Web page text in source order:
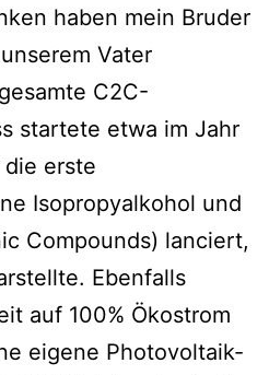
haben mein Bruder
Vater
C2C-
startete etwa im Jahr
erste
Isopropyalkohol und
Compounds) lanciert,
Ebenfalls
auf 100% Ökostrom
eigene Photovoltaik-